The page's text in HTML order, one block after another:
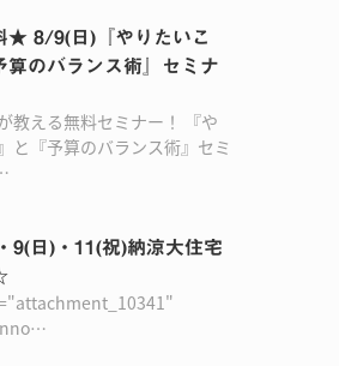
★ 8/9(日)『やりたいこ
算のバランス術』セミナ
教える無料セミナー！ 『や
と『予算のバランス術』セミ
日)・11(祝)納涼大住宅